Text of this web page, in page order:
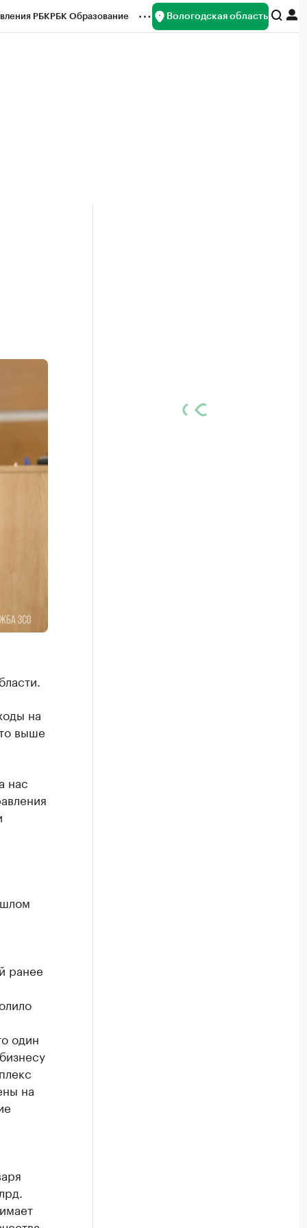
РБКРБК Образование Вологодская область
на
выше
нас
ранее
один
на